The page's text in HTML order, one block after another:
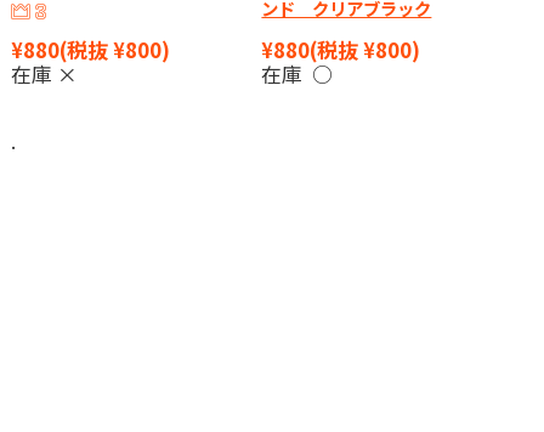
¥880(税抜 ¥800)
在庫 ×
ンド クリアブラック
¥880(税抜 ¥800)
在庫 ○
.